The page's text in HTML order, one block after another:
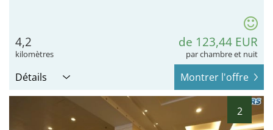
4,2
kilomètres
de 123,44 EUR
par chambre et nuit
Détails Montrer l'offre
2